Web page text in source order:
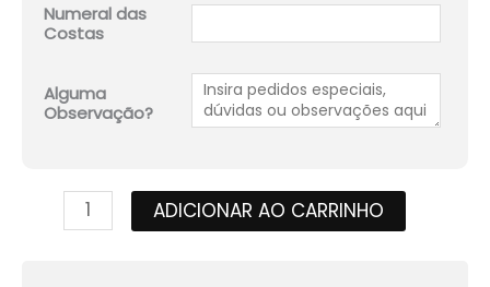
Numeral das
Costas
Alguma
Observação?
ADICIONAR AO CARRINHO